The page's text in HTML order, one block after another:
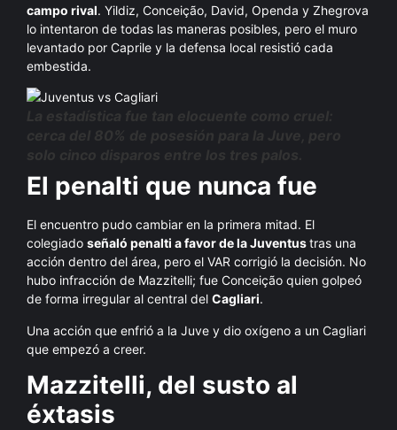
campo rival. Yildiz, Conceição, David, Openda y Zhegrova
lo intentaron de todas las maneras posibles, pero el muro
levantado por Caprile y la defensa local resistió cada
embestida.
La estadística fue tan elocuente como cruel:
cerca del 80% de posesión para la Juve, pero
solo cinco disparos entre los tres palos.
El penalti que nunca fue
El encuentro pudo cambiar en la primera mitad. El
colegiado señaló penalti a favor de la Juventustras una
acción dentro del área, pero el VAR corrigió la decisión. No
hubo infracción de Mazzitelli; fue Conceição quien golpeó
de forma irregular al central del Cagliari.
Una acción que enfrió a la Juve y dio oxígeno a un Cagliari
que empezó a creer.
Mazzitelli, del susto al
éxtasis